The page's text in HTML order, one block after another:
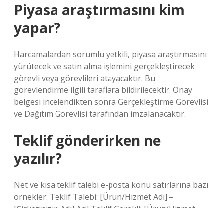
Piyasa araştırmasını kim
yapar?
Harcamalardan sorumlu yetkili, piyasa araştırmasını
yürütecek ve satın alma işlemini gerçekleştirecek
görevli veya görevlileri atayacaktır. Bu
görevlendirme ilgili taraflara bildirilecektir. Onay
belgesi incelendikten sonra Gerçekleştirme Görevlisi
ve Dağıtım Görevlisi tarafından imzalanacaktır.
Teklif gönderirken ne
yazılır?
Net ve kısa teklif talebi e-posta konu satırlarına bazı
örnekler: Teklif Talebi: [Ürün/Hizmet Adı] –